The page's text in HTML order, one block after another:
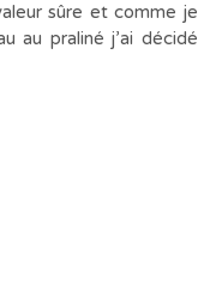
sûre et comme je
au praliné j’ai décidé